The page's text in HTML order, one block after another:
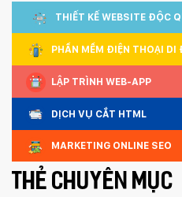
THIẾT KẾ WEBSITE ĐỘC
PHẦN MỀM ĐIỆN THOẠI DI
LẬP TRÌNH WEB-APP
DỊCH VỤ CẮT HTML
MARKETING ONLINE SEO
THẺ CHUYÊN MỤC